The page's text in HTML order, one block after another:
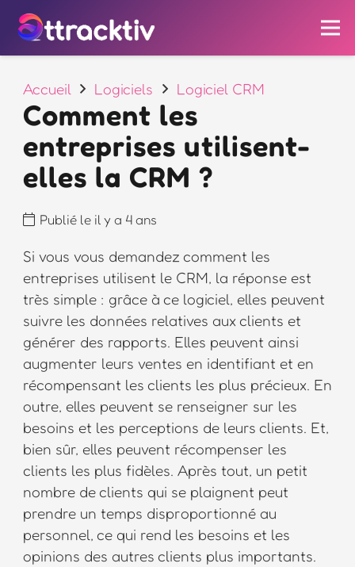
Accueil Logiciels Logiciel CRM
Comment les
entreprises utilisent-
elles la CRM ?
Publié le il y a 4 ans
Si vous vous demandez comment les
entreprises utilisent le CRM, la réponse est
très simple : grâce à ce logiciel, elles peuvent
suivre les données relatives aux clients et
générer des rapports. Elles peuvent ainsi
augmenter leurs ventes en identifiant et en
récompensant les clients les plus précieux. En
outre, elles peuvent se renseigner sur les
besoins et les perceptions de leurs clients. Et,
bien sûr, elles peuvent récompenser les
clients les plus fidèles. Après tout, un petit
nombre de clients qui se plaignent peut
prendre un temps disproportionné au
personnel, ce qui rend les besoins et les
opinions des autres clients plus importants.